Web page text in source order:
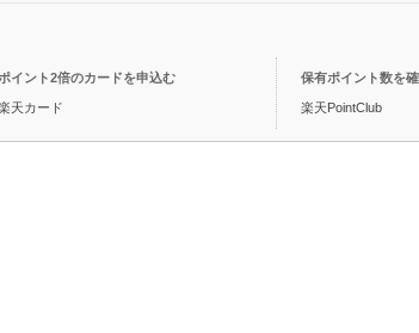
ポイント2倍のカードを申込む
天カード
保有ポイント数を
楽天PointClub